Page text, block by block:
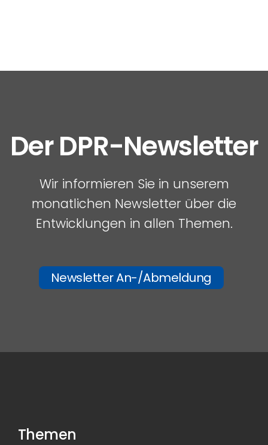
Der DPR-Newsletter
Wir informieren Sie in unserem
monatlichen Newsletter über die
Entwicklungen in allen Themen.
Newsletter An-/Abmeldung
Themen